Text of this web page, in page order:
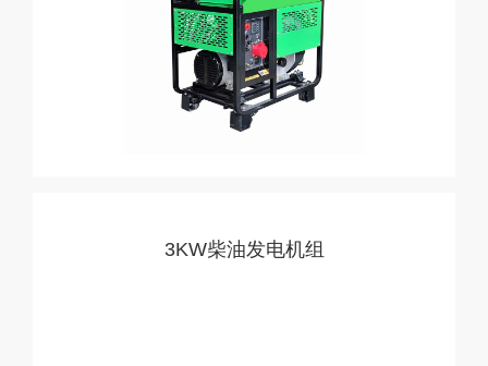
3KW柴油发电机组